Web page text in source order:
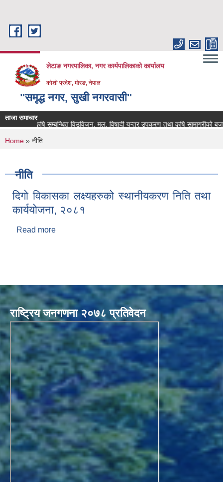
लेटाङ नगरपालिका, नगर कार्यपालिकाको कार्यालय
कोशी प्रदेश, मोरङ, नेपाल
"समृद्ध नगर, सुखी नगरवासी"
ताजा समाचार
कृषि सम्बन्धित विउविजन, मल, विषादी यन्त्र उपकरण तथा कृषि सामाग्रीको बजार
You are here
Home » नीति
नीति
दिगो विकासका लक्ष्यहरुको स्थानीयकरण निति तथा
कार्ययोजना, २०८१
Read more
राष्ट्रिय जनगणना २०७८ प्रतिवेदन